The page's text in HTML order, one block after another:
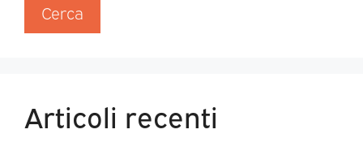
Cerca
Articoli recenti